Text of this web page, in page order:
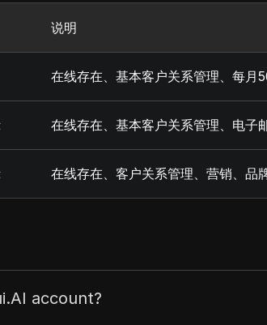
说明
在线存在、基本客户关系管理、每月
在线存在、基本客户关系管理、电子
在线存在、客户关系管理、营销、品
account?